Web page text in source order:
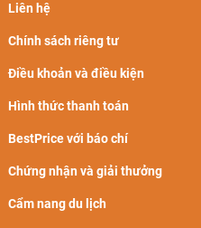
Liên hệ
Chính sách riêng tư
Điều khoản và điều kiện
Hình thức thanh toán
BestPrice với báo chí
Chứng nhận và giải thưởng
Cẩm nang du lịch